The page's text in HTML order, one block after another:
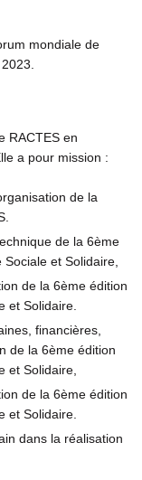
mondiale de
RACTES en
a pour mission :
de la
de la 6ème
et Solidaire,
de la 6ème édition
et Solidaire.
financières,
de la 6ème édition
et Solidaire,
de la 6ème édition
et Solidaire.
dans la réalisation